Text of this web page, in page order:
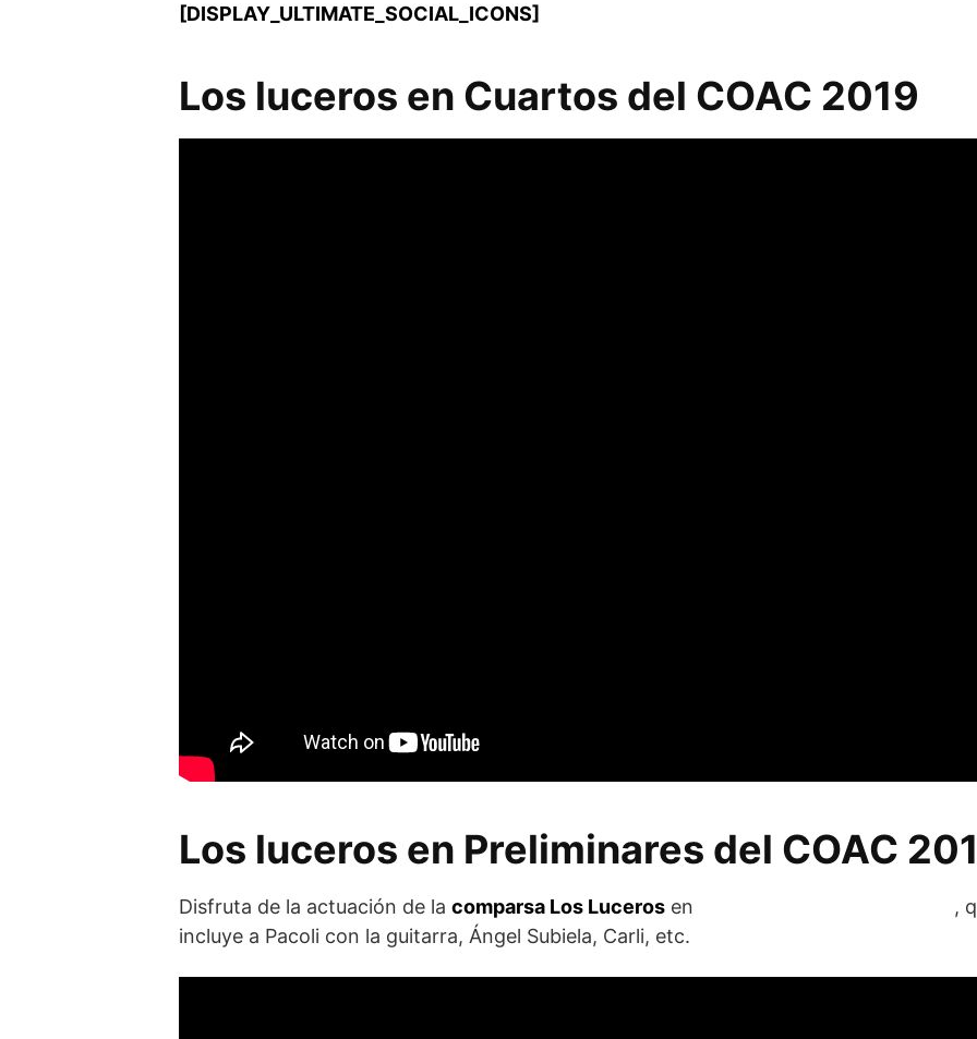
[DISPLAY_ULTIMATE_SOCIAL_ICONS]
Los luceros en Cuartos del COAC 2019
Los luceros en Preliminares del COAC
Disfruta de la actuación de la comparsa Los Luceros en
,
incluye a Pacoli con la guitarra, Ángel Subiela, Carli, etc.